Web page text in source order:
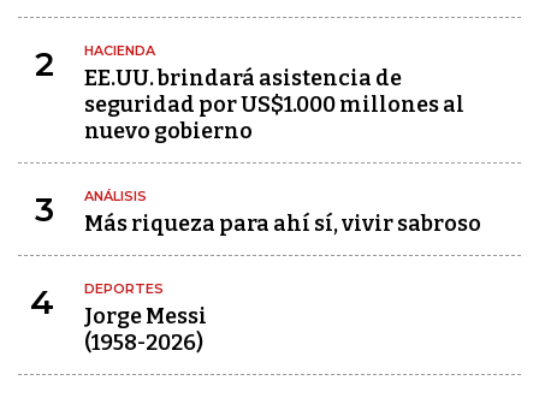
2 HACIENDA
EE.UU. brindará asistencia de
seguridad por US$1.000 millones al
nuevo gobierno
3 ANÁLISIS
Más riqueza para ahí sí, vivir sabroso
4 DEPORTES
Jorge Messi
(1958-2026)